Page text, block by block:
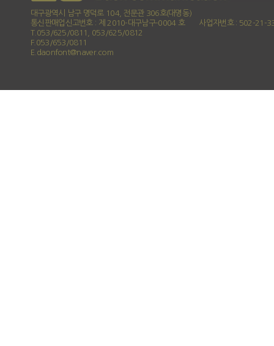
대구광역시 남구 명덕로 104, 전문관 306호(대명동)
통신판매업신고번호 : 제 2010-대구남구-0004 호
사업자번호 : 502-21-
T.053/625/0811, 053/625/0812
F.053/653/0811
E.daonfont@naver.com